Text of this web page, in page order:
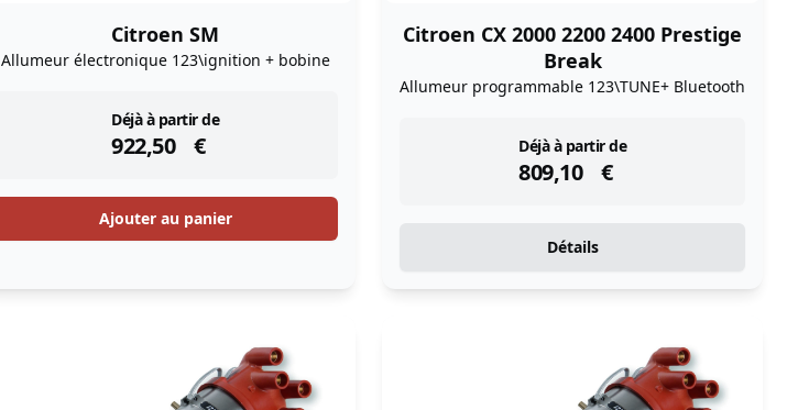
Citroen SM
Allumeur électronique 123\ignition + bobine
Déjà à partir de
922,50 €
instock
Ajouter au panier
Citroen CX 2000 2200 2400 Prestige
Break
Allumeur programmable 123\TUNE+ Bluetooth
Déjà à partir de
809,10 €
instock
Détails